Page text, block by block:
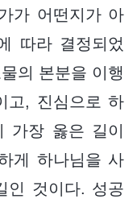
가 어떤지가 아
따라 결정되었
의 본분을 이행
고, 진심으로 하
가장 옳은 길이
게 하나님을 사
인 것이다. 성공